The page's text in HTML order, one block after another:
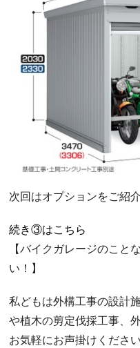
次回はオプションをご紹
続き③はこちら
【バイクガレージのこと
い！】
私どもは外構工事の設計
や植木の剪定伐採工事、
お気軽にお声掛けください